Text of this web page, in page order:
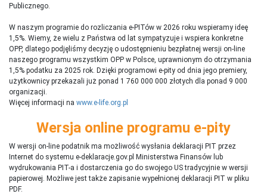
Publicznego.
W naszym programie do rozliczania e-PITów w 2026 roku wspieramy ideę
1,5%. Wiemy, że wielu z Państwa od lat sympatyzuje i wspiera konkretne
OPP, dlatego podjęliśmy decyzję o udostępnieniu bezpłatnej wersji on-line
naszego programu wszystkim OPP w Polsce, uprawnionym do otrzymania
1,5% podatku za 2025 rok. Dzięki programowi e-pity od dnia jego premiery,
użytkownicy przekazali już ponad 1 760 000 000 złotych dla ponad 9 000
organizacji.
Więcej informacji na www.e-life.org.pl
Wersja online programu e-pity
W wersji on-line podatnik ma możliwość wysłania deklaracji PIT przez
Internet do systemu e-deklaracje.gov.pl Ministerstwa Finansów lub
wydrukowania PIT-a i dostarczenia go do swojego US tradycyjnie w wersji
papierowej. Możliwe jest także zapisanie wypełnionej deklaracji PIT w pliku
PDF.